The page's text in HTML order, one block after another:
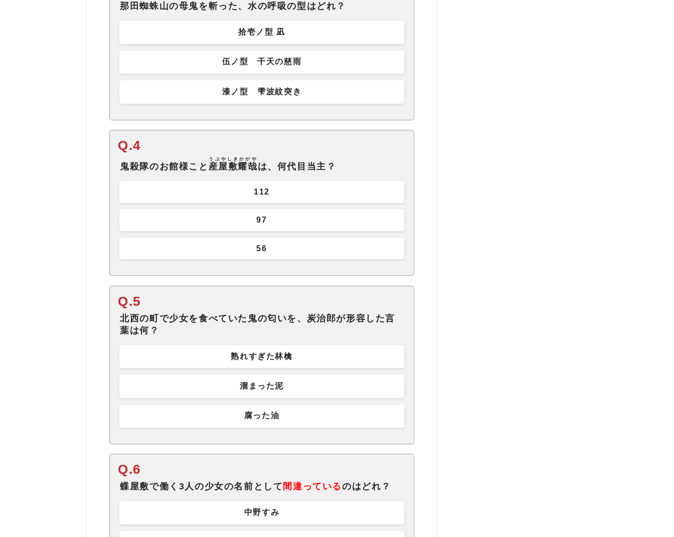
那田蜘蛛山の母鬼を斬った、水の呼吸の型はどれ？
拾壱ノ型 凪
伍ノ型 干天の慈雨
漆ノ型 雫波紋突き
Q.4
鬼殺隊のお館様こと 産屋敷耀哉
うぶやしきかがや
は、何代目当主？
112
97
56
Q.5
北西の町で少女を食べていた鬼の匂いを、炭治郎が形容した言
葉は何？
熟れすぎた林檎
溜まった泥
腐った油
Q.6
蝶屋敷で働く3人の少女の名前として 間違っているのはどれ？
中野すみ